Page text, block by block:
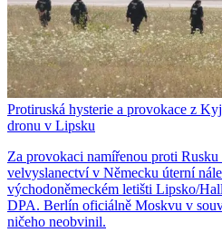
Protiruská hysterie a provokace z
dronu v Lipsku
Za provokaci namířenou proti
velvyslanectví v Německu úterní
východoněmeckém letišti Lipsko/
DPA. Berlín oficiálně Moskvu v
ničeho neobvinil.